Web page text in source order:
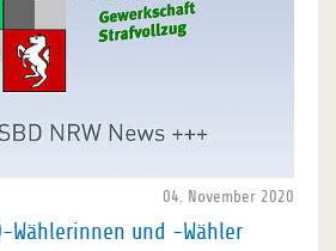
04. November 2020
Wählerinnen und -Wähler